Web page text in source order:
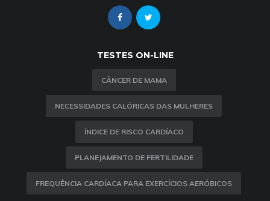
TESTES ON-LINE
CÂNCER DE MAMA
NECESSIDADES CALÓRICAS DAS MULHERES
ÍNDICE DE RISCO CARDÍACO
PLANEJAMENTO DE FERTILIDADE
FREQUÊNCIA CARDÍACA PARA EXERCÍCIOS AERÓBICOS